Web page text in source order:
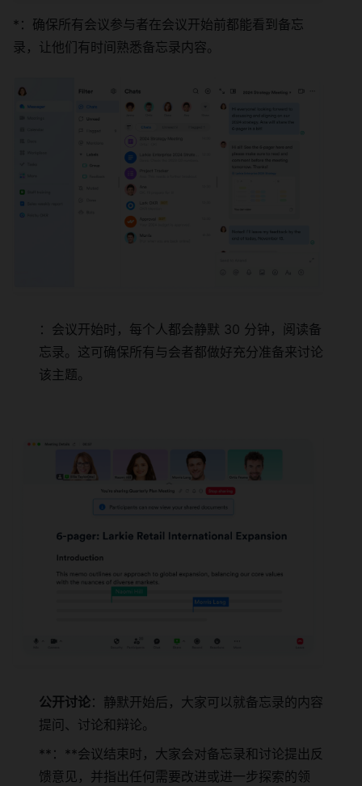
*：确保所有会议参与者在会议开始前都能看到备忘
录，让他们有时间熟悉备忘录内容。
：会议开始时，每个人都会静默 30 分钟，阅读备
忘录。这可确保所有与会者都做好充分准备来讨论
该主题。
公开讨论：静默开始后，大家可以就备忘录的内容
提问、讨论和辩论。
**：**会议结束时，大家会对备忘录和讨论提出反
馈意见，并指出任何需要改进或进一步探索的领